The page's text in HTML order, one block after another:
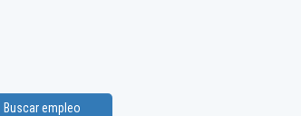
Buscar empleo